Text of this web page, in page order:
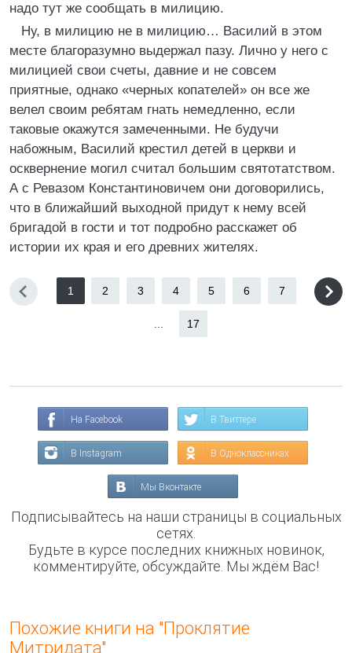
надо тут же сообщать в милицию.
Ну, в милицию не в милицию… Василий в этом
месте благоразумно выдержал пазу. Лично у него с
милицией свои счеты, давние и не совсем
приятные, однако «черных копателей» он все же
велел своим ребятам гнать немедленно, если
таковые окажутся замеченными. Не будучи
набожным, Василий крестил детей в церкви и
осквернение могил считал большим святотатством.
А с Ревазом Константиновичем они договорились,
что в ближайший выходной придут к нему всей
бригадой в гости и тот подробно расскажет об
истории их края и его древних жителях.
1 2 3 4 5 6 7
17
На Facebook В Твиттере
В Instagram В Одноклассниках
Мы Вконтакте
Подписывайтесь на наши страницы в социальных
сетях.
Будьте в курсе последних книжных новинок,
комментируйте, обсуждайте. Мы ждём Вас!
Похожие книги на "Проклятие
Митридата"